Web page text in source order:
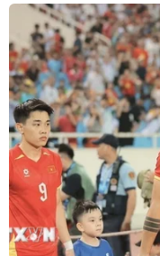
TIN LIÊN QUAN